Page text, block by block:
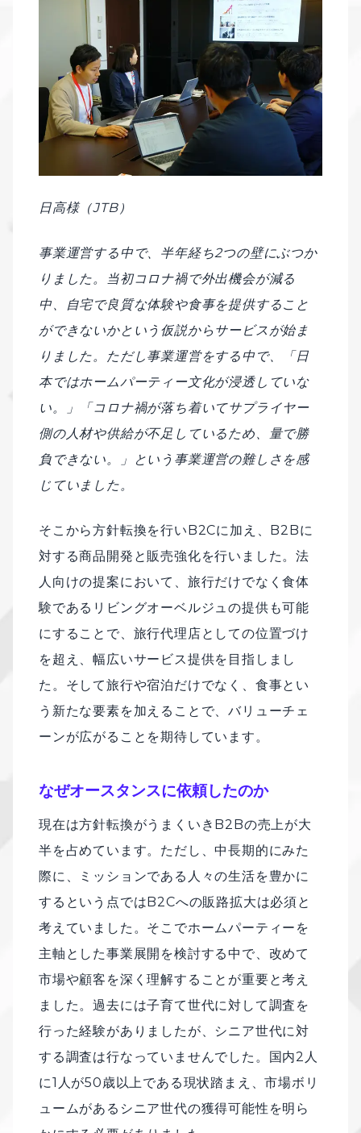
日高様（JTB）
事業運営する中で、半年経ち2つの壁にぶつか
りました。当初コロナ禍で外出機会が減る
中、自宅で良質な体験や食事を提供すること
ができないかという仮説からサービスが始ま
りました。ただし事業運営をする中で、「日
本ではホームパーティー文化が浸透していな
い。」「コロナ禍が落ち着いてサプライヤー
側の人材や供給が不足しているため、量で勝
負できない。」という事業運営の難しさを感
じていました。
そこから方針転換を行いB2Cに加え、B2Bに
対する商品開発と販売強化を行いました。法
人向けの提案において、旅行だけでなく食体
験であるリビングオーベルジュの提供も可能
にすることで、旅行代理店としての位置づけ
を超え、幅広いサービス提供を目指しまし
た。そして旅行や宿泊だけでなく、食事とい
う新たな要素を加えることで、バリューチェ
ーンが広がることを期待しています。
なぜオースタンスに依頼したのか
現在は方針転換がうまくいきB2Bの売上が大
半を占めています。ただし、中長期的にみた
際に、ミッションである人々の生活を豊かに
するという点ではB2Cへの販路拡大は必須と
考えていました。そこでホームパーティーを
主軸とした事業展開を検討する中で、改めて
市場や顧客を深く理解することが重要と考え
ました。過去には子育て世代に対して調査を
行った経験がありましたが、シニア世代に対
する調査は行なっていませんでした。国内2人
に1人が50歳以上である現状踏まえ、市場ボリ
ュームがあるシニア世代の獲得可能性を明ら